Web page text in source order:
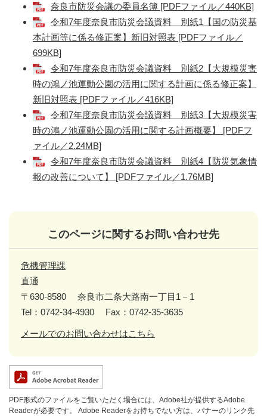
奈良市防災会議の委員名簿 [PDFファイル／440KB]
令和7年度奈良市防災会議資料 別紙1【国の防災基
本計画等に係る修正案】新旧対照表 [PDFファイル／
699KB]
令和7年度奈良市防災会議資料 別紙2【大規模災害
時の鴻ノ池運動公園の活用に関する計画に係る修正案】
新旧対照表 [PDFファイル／416KB]
令和7年度奈良市防災会議資料 別紙3【大規模災害
時の鴻ノ池運動公園の活用に関する計画概要】 [PDFフ
ァイル／2.24MB]
令和7年度奈良市防災会議資料 別紙4【防災気象情
報の改善について】 [PDFファイル／1.76MB]
このページに関するお問い合わせ先
危機管理課
直通
〒630-8580
奈良市二条大路南一丁目1－1
Tel：0742-34-4930
Fax：0742-35-3635
メールでのお問い合わせはこちら
PDF形式のファイルをご覧いただく場合には、Adobe社が提供するAdobe
Readerが必要です。
Adobe Readerをお持ちでない方は、バナーのリンク先